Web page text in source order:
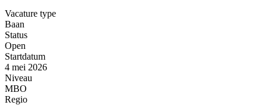
Vacature type
Baan
Status
Open
Startdatum
4 mei 2026
Niveau
MBO
Regio